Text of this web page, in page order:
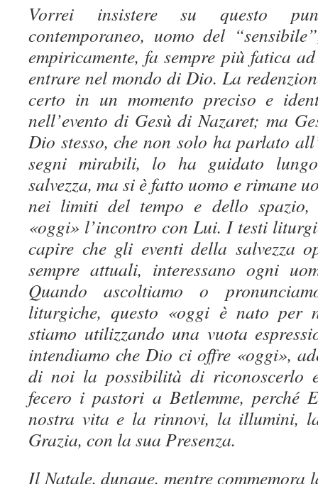
Vorrei insistere su questo
contemporaneo, uomo del
empiricamente, fa sempre più fatica
entrare nel mondo di Dio. La
certo in un momento preciso e
nell’evento di Gesù di Nazaret; ma
Dio stesso, che non solo ha parlato
segni mirabili, lo ha guidato
salvezza, ma si è fatto uomo e rimane
nei limiti del tempo e dello spazio,
«oggi» l’incontro con Lui. I testi
capire che gli eventi della salvezza
sempre attuali, interessano ogni
Quando ascoltiamo o
liturgiche, questo «oggi è nato per
stiamo utilizzando una vuota
intendiamo che Dio ci offre «oggi»,
di noi la possibilità di riconoscerlo
fecero i pastori a Betlemme, perché
nostra vita e la rinnovi, la illumini,
Grazia, con la sua Presenza.
Il Natale, dunque, mentre commemora